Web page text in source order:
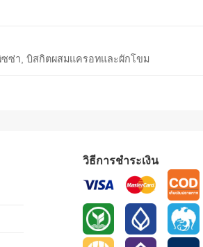
ซ่า, บิสกิตผสมแครอทและผักโขม
วิธีการชำระเงิน